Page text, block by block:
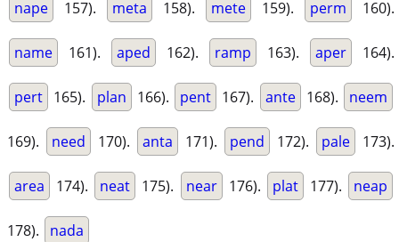
nape 157). meta 158). mete 159). perm 160).
name 161). aped 162). ramp 163). aper 164).
pert 165). plan 166). pent 167). ante 168). neem
169). need 170). anta 171). pend 172). pale 173).
area 174). neat 175). near 176). plat 177). neap
178). nada